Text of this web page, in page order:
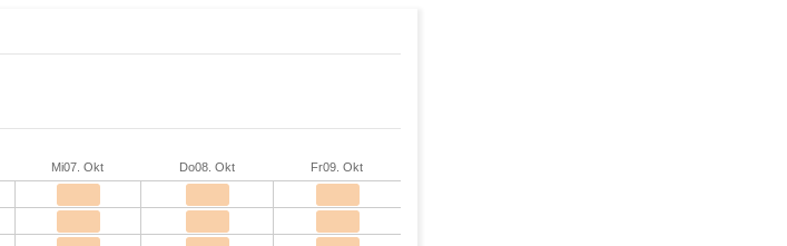
Mi07. Okt Do08. Okt Fr09. Okt